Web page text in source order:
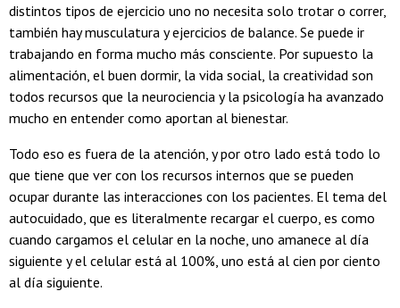
distintos tipos de ejercicio uno no necesita solo trotar o correr,
también hay musculatura y ejercicios de balance. Se puede ir
trabajando en forma mucho más consciente. Por supuesto la
alimentación, el buen dormir, la vida social, la creatividad son
todos recursos que la neurociencia y la psicología ha avanzado
mucho en entender como aportan al bienestar.
Todo eso es fuera de la atención, y por otro lado está todo lo
que tiene que ver con los recursos internos que se pueden
ocupar durante las interacciones con los pacientes. El tema del
autocuidado, que es literalmente recargar el cuerpo, es como
cuando cargamos el celular en la noche, uno amanece al día
siguiente y el celular está al 100%, uno está al cien por ciento
al día siguiente.